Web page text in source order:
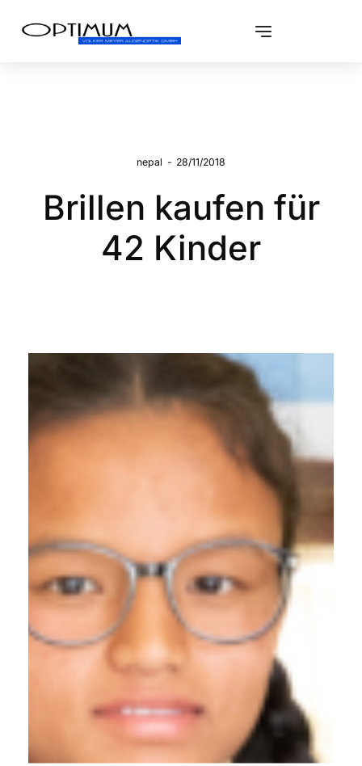
nepal - 28/11/2018
Brillen kaufen für
42 Kinder